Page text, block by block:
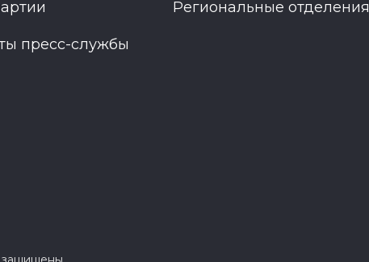
Региональные отделения
пресс-службы